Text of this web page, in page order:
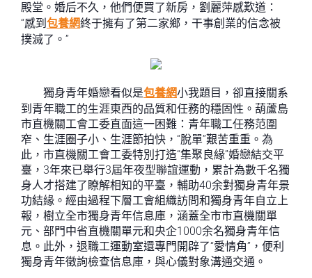
殿堂。婚后不久，他們便買了新房，劉麗萍感歎道：
“感到 包養網終于擁有了第二家鄉，干事創業的信念被
撲滅了。”
獨身青年婚戀看似是包養網小我題目，卻直接關系
到青年職工的生涯東西的品質和任務的穩固性。葫蘆島
市直機關工會工委直面這一困難：青年職工任務范圍
窄、生涯圈子小、生涯節拍快，“脫單”艱苦重重。為
此，市直機關工會工委特別打造“集聚良緣”婚戀結交平
臺，3年來已舉行3屆年夜型聯誼運動，累計為數千名獨
身人才搭建了瞭解相知的平臺，輔助40余對獨身青年景
功結緣。經由過程下層工會組織訪問和獨身青年自立上
報，樹立全市獨身青年信息庫，涵蓋全市市直機關單
元、部門中省直機關單元和央企1000余名獨身青年信
息。此外，退職工運動室還專門開辟了“愛情角”，便利
獨身青年徵詢檢查信息庫，與心儀對象溝通交通。